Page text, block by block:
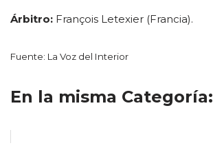
Árbitro: François Letexier (Francia).
Fuente: La Voz del Interior
En la misma Categoría: